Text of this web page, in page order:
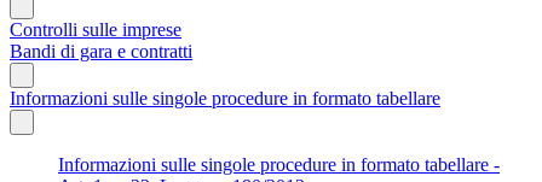
Controlli sulle imprese
Bandi di gara e contratti
Informazioni sulle singole procedure in formato tabellare
Informazioni sulle singole procedure in formato tabellare -